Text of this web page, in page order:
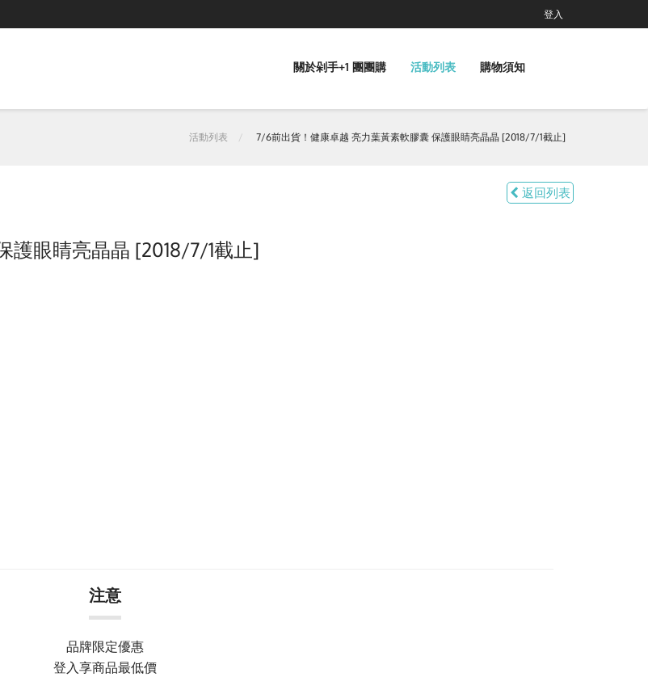
登入
關於剁手+1 團團購 活動列表 購物須知
活動列表 7/6前出貨！健康卓越 亮力葉黃素軟膠囊 保護眼睛亮晶晶 [2018/7/1截止]
返回列表
護眼睛亮晶晶 [2018/7/1截止]
注意
品牌限定優惠
登入享商品最低價